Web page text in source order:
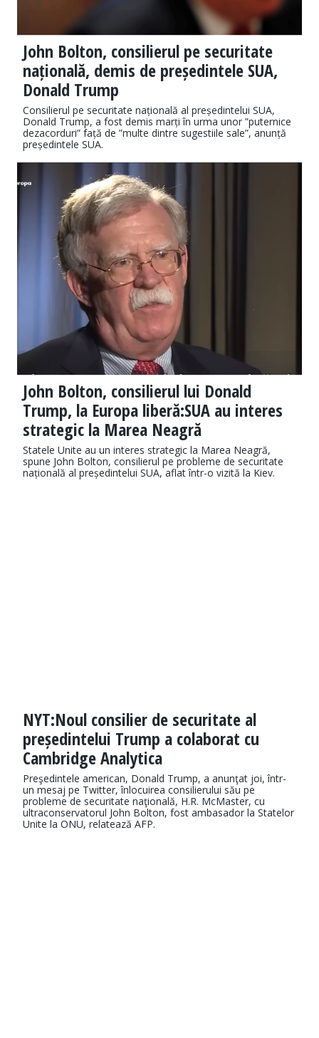
John Bolton, consilierul pe securitate
națională, demis de președintele SUA,
Donald Trump
Consilierul pe securitate națională al președintelui SUA,
Donald Trump, a fost demis marți în urma unor ”puternice
dezacorduri” față de ”multe dintre sugestiile sale”, anunță
președintele SUA.
John Bolton, consilierul lui Donald
Trump, la Europa liberă:SUA au interes
strategic la Marea Neagră
Statele Unite au un interes strategic la Marea Neagră,
spune John Bolton, consilierul pe probleme de securitate
națională al președintelui SUA, aflat într-o vizită la Kiev.
NYT:Noul consilier de securitate al
președintelui Trump a colaborat cu
Cambridge Analytica
Preşedintele american, Donald Trump, a anunţat joi, într-
un mesaj pe Twitter, înlocuirea consilierului său pe
probleme de securitate naţională, H.R. McMaster, cu
ultraconservatorul John Bolton, fost ambasador la Statelor
Unite la ONU, relatează AFP.